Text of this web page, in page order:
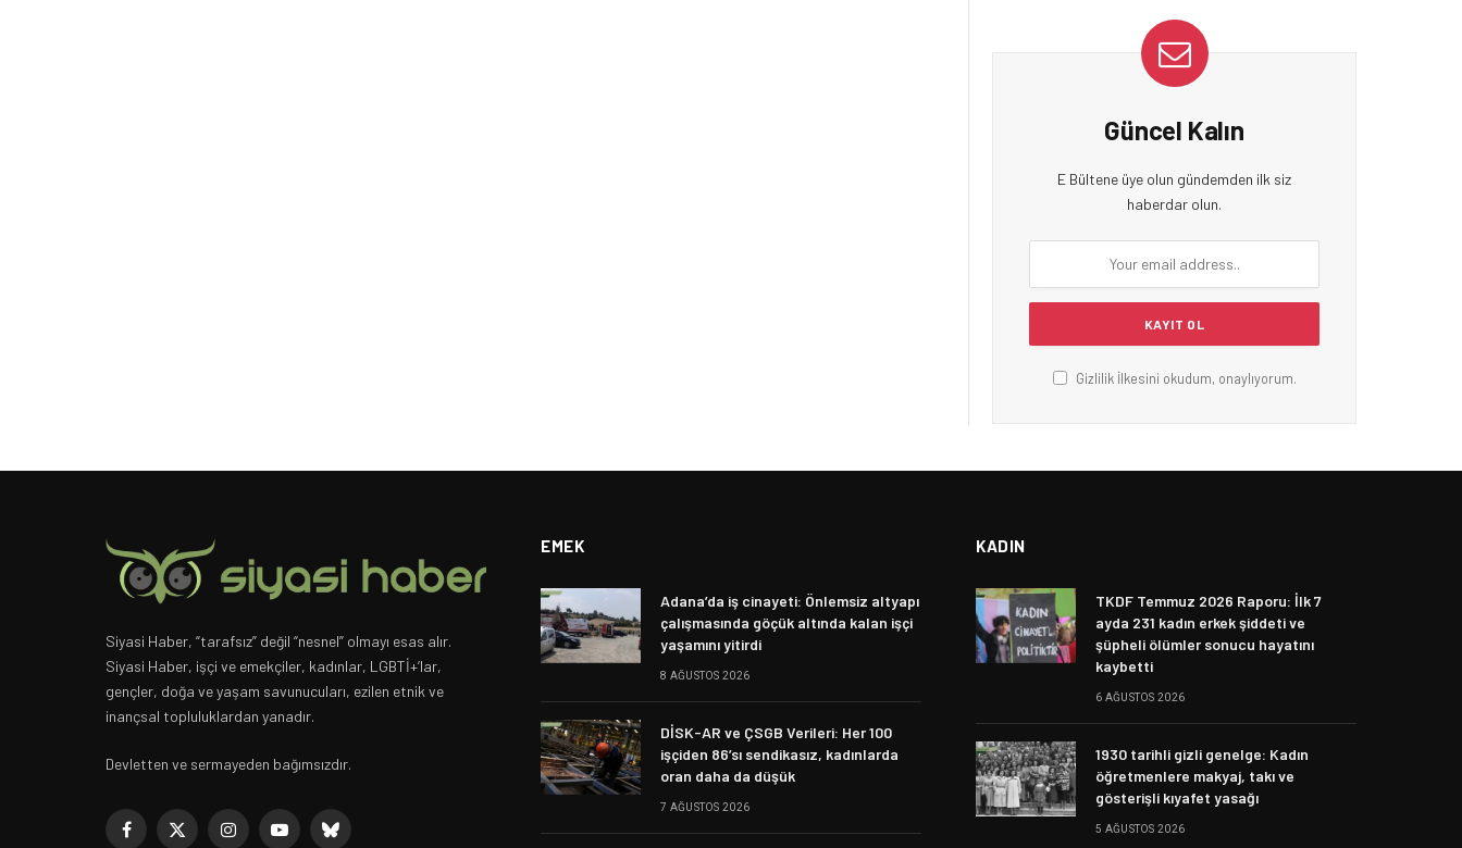
Güncel Kalın
E Bültene üye olun gündemden ilk siz
haberdar olun.
Gizlilik İlkesini okudum, onaylıyorum.
Siyasi Haber, “tarafsız” değil “nesnel” olmayı esas alır.
Siyasi Haber, işçi ve emekçiler, kadınlar, LGBTİ+’lar,
gençler, doğa ve yaşam savunucuları, ezilen etnik ve
inançsal topluluklardan yanadır.
Devletten ve sermayeden bağımsızdır.
Facebook
X InstagramYouTubeBluesky
EMEK
Adana’da iş cinayeti: Önlemsiz altyapı
çalışmasında göçük altında kalan işçi
yaşamını yitirdi
8 AĞUSTOS 2026
DİSK-AR ve ÇSGB Verileri: Her 100
işçiden 86’sı sendikasız, kadınlarda
oran daha da düşük
7 AĞUSTOS 2026
KADIN
TKDF Temmuz 2026 Raporu: İlk 7
ayda 231 kadın erkek şiddeti ve
şüpheli ölümler sonucu hayatını
kaybetti
6 AĞUSTOS 2026
1930 tarihli gizli genelge: Kadın
öğretmenlere makyaj, takı ve
gösterişli kıyafet yasağı
5 AĞUSTOS 2026